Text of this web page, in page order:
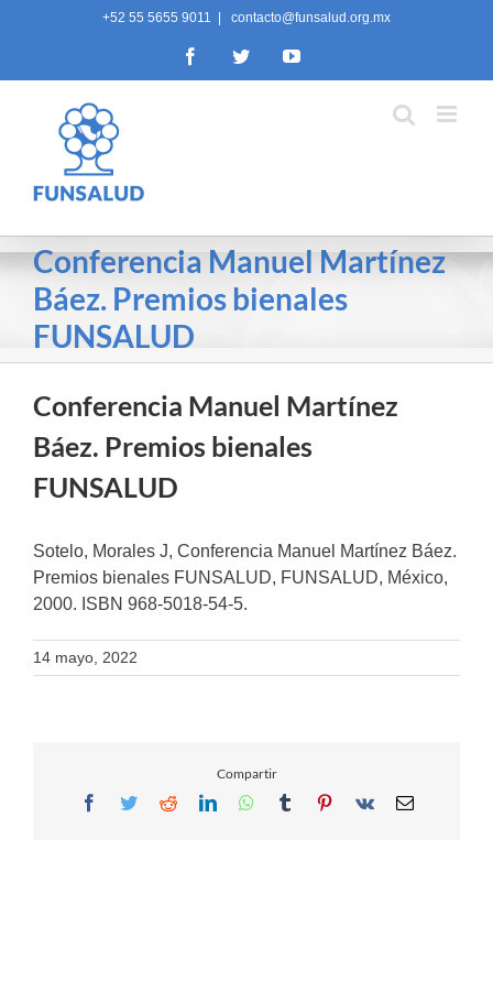
+52 55 5655 9011 contacto@funsalud.org.mx
FacebookTwitterYouTube
Conferencia Manuel Martínez
Báez. Premios bienales
FUNSALUD
Conferencia Manuel Martínez
Báez. Premios bienales
FUNSALUD
Sotelo, Morales J, Conferencia Manuel Martínez Báez.
Premios bienales FUNSALUD, FUNSALUD, México,
2000. ISBN 968-5018-54-5.
14 mayo, 2022
Compartir
Facebook
TwitterRedditLinkedInWhatsApp
TumblrPinterest
Vk Email